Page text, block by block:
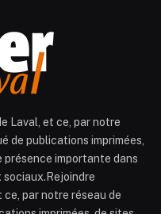
Laval, et ce, par notre
de publications imprimées,
présence importante dans
sociaux.Rejoindre
ce, par notre réseau de